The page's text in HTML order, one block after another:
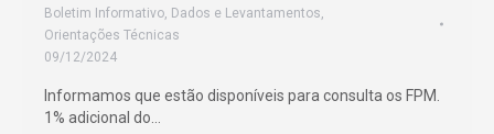
Boletim Informativo, Dados e Levantamentos,
Orientações Técnicas
09/12/2024
Informamos que estão disponíveis para consulta os FPM.
1% adicional do…